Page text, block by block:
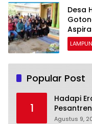
Desa
Popular Post
1
Hadapi
Agustus 9,